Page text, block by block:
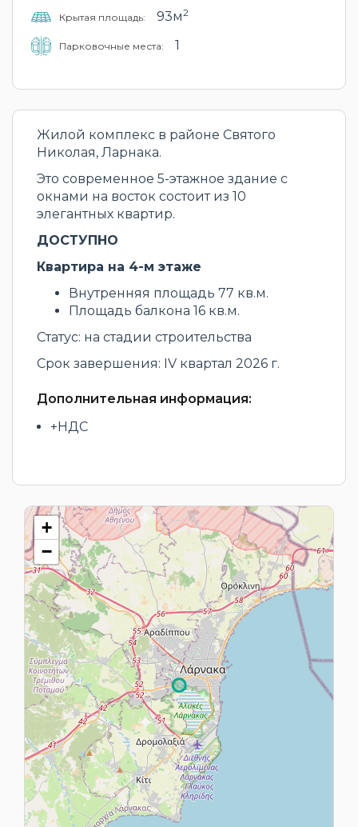
Крытая площадь: 93м2
Парковочные места: 1
Жилой комплекс в районе Святого
Николая, Ларнака.
Это современное 5-этажное здание с
окнами на восток состоит из 10
элегантных квартир.
ДОСТУПНО
Квартира на 4-м этаже
Внутренняя площадь 77 кв.м.
Площадь балкона 16 кв.м.
Статус: на стадии строительства
Срок завершения: IV квартал 2026 г.
Дополнительная информация:
+НДС
+
−